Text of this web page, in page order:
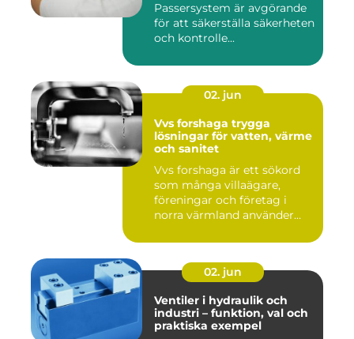
Passersystem är avgörande
för att säkerställa säkerheten
och kontrolle...
02. jun
Vvs forshaga trygga
lösningar för vatten, värme
och sanitet
Vvs forshaga är ett sökord
som många villaägare,
föreningar och företag i
norra värmland använder
02. jun
Ventiler i hydraulik och
industri – funktion, val och
praktiska exempel